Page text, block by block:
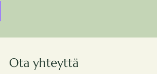
Ota yhteyttä